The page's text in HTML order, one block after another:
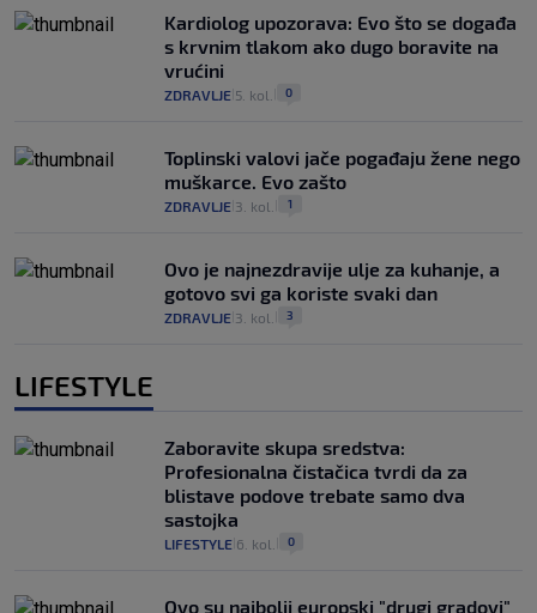
Kardiolog upozorava: Evo što se događa
s krvnim tlakom ako dugo boravite na
vrućini
ZDRAVLJE 5. kol. 0
Toplinski valovi jače pogađaju žene nego
muškarce. Evo zašto
ZDRAVLJE 3. kol. 1
Ovo je najnezdravije ulje za kuhanje, a
gotovo svi ga koriste svaki dan
ZDRAVLJE 3. kol. 3
LIFESTYLE
Zaboravite skupa sredstva:
Profesionalna čistačica tvrdi da za
blistave podove trebate samo dva
sastojka
LIFESTYLE 6. kol. 0
Ovo su najbolji europski "drugi gradovi"